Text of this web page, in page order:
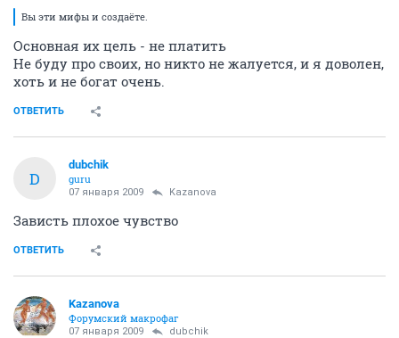
Вы эти мифы и создаёте.
Основная их цель - не платить
Не буду про своих, но никто не жалуется, и я доволен,
хоть и не богат очень.
ОТВЕТИТЬ
D
dubchik
guru
07 января 2009 Kazanova
Зависть плохое чувство
ОТВЕТИТЬ
Kazanova
Форумский макрофаг
07 января 2009 dubchik